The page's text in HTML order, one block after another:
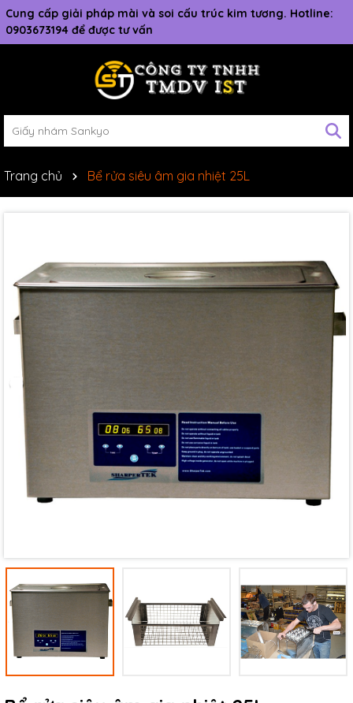
Cung cấp giải pháp mài và soi cấu trúc kim tương. Hotline:
0903673194 để được tư vấn
Trang chủ Bể rửa siêu âm gia nhiệt 25L
Mã giảm giá:
Điều kiện: